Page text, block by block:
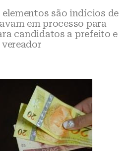
são indícios de
em processo para
candidatos a prefeito e
vereador